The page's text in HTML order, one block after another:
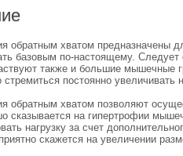
обратным хватом предназначены
базовым по-настоящему. Следует
также и большие мышечные
стремиться постоянно увеличивать
обратным хватом позволяют
сказывается на гипертрофии
нагрузку за счет
скажется на увеличении